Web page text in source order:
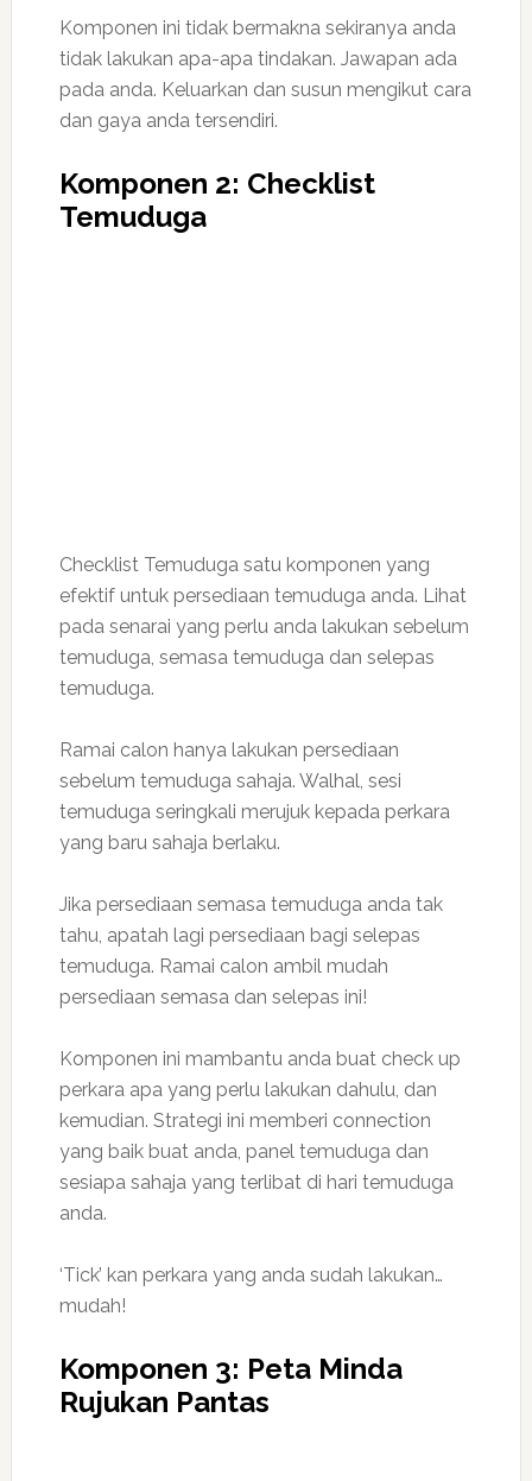
Komponen ini tidak bermakna sekiranya anda
tidak lakukan apa-apa tindakan. Jawapan ada
pada anda. Keluarkan dan susun mengikut cara
dan gaya anda tersendiri.
Komponen 2: Checklist
Temuduga
Checklist Temuduga satu komponen yang
efektif untuk persediaan temuduga anda. Lihat
pada senarai yang perlu anda lakukan sebelum
temuduga, semasa temuduga dan selepas
temuduga.
Ramai calon hanya lakukan persediaan
sebelum temuduga sahaja. Walhal, sesi
temuduga seringkali merujuk kepada perkara
yang baru sahaja berlaku.
Jika persediaan semasa temuduga anda tak
tahu, apatah lagi persediaan bagi selepas
temuduga. Ramai calon ambil mudah
persediaan semasa dan selepas ini!
Komponen ini mambantu anda buat check up
perkara apa yang perlu lakukan dahulu, dan
kemudian. Strategi ini memberi connection
yang baik buat anda, panel temuduga dan
sesiapa sahaja yang terlibat di hari temuduga
anda.
‘Tick’ kan perkara yang anda sudah lakukan…
mudah!
Komponen 3: Peta Minda
Rujukan Pantas